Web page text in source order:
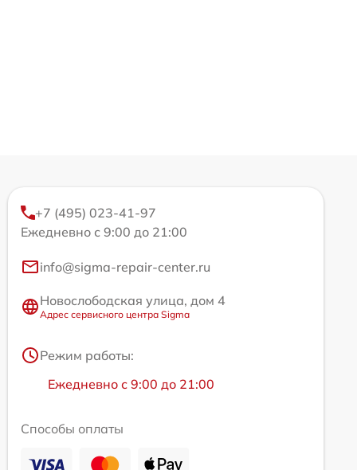
+7 (495) 023-41-97
Ежедневно с 9:00 до 21:00
info@sigma-repair-center.ru
Новослободская улица, дом 4
Адрес сервисного центра Sigma
Режим работы:
Ежедневно с 9:00 до 21:00
Способы оплаты